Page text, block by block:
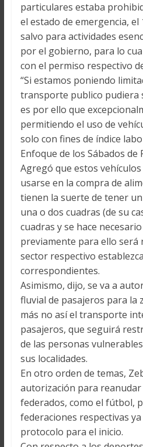
particulares estaba
el estado de emergencia, el
salvo para actividades
por el gobierno, para lo
con el permiso respectivo
“Si estamos poniendo
transporte publico pudiera
es por ello que
permitiendo el uso de
solo con fines de índice
Enfoque de los Sábados de
Agregó que estos
usarse en la compra de
tienen la suerte de tener
una o dos cuadras (de su
cuadras y se hace
previamente para ello será
sector respectivo
correspondientes.
Asimismo, dijo, se va a
fluvial de pasajeros para la
más no así el transporte
pasajeros, que seguirá
de las personas
sus localidades.
En otro orden de temas,
autorización para
federados, como el fútbol,
federaciones respectivas
protocolo para el inicio.